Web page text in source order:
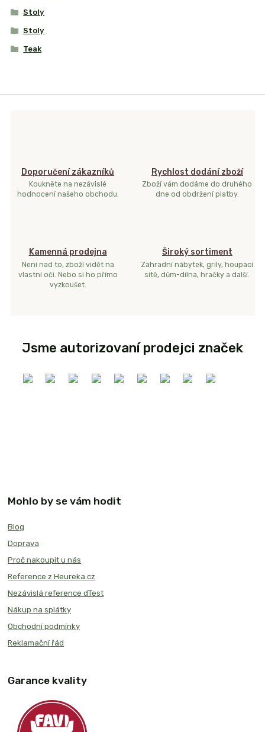
Stoly
Stoly
Teak
Doporučení zákazníků
Koukněte na nezávislé
hodnocení našeho obchodu.
Rychlost dodání zboží
Zboží vám dodáme do druhého
dne od obdržení platby.
Kamenná prodejna
Není nad to, zboží vidět na
vlastní oči. Nebo si ho přímo
vyzkoušet.
Široký sortiment
Zahradní nábytek, grily, houpací
sítě, dům-dílna, hračky a další.
Jsme autorizovaní prodejci značek
Mohlo by se vám hodit
Blog
Doprava
Proč nakoupit u nás
Reference z Heureka.cz
Nezávislá reference dTest
Nákup na splátky
Obchodní podmínky
Reklamační řád
Garance kvality